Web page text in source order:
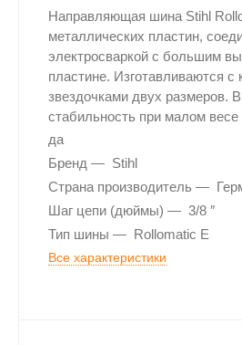
Направляющая шина Stihl
металлических пластин,
электросваркой с большим
пластине. Изготавливаются с
звездочками двух размеров.
стабильность при малом весе
да
Бренд
Stihl
Страна производитель
Шаг цепи (дюймы)
3/8 ″
Тип шины
Rollomatic E
Все характеристики